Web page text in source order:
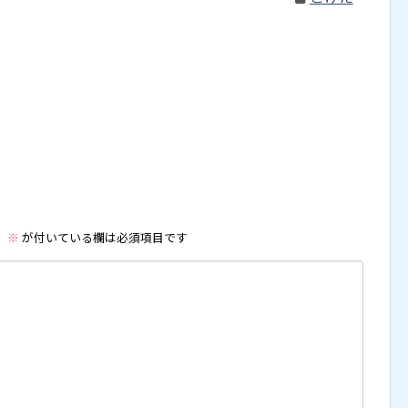
※ が付いている欄は必須項目です